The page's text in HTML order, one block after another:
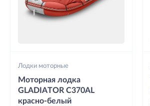
Лодки моторные
Моторная лодка
GLADIATOR C370AL
красно-белый